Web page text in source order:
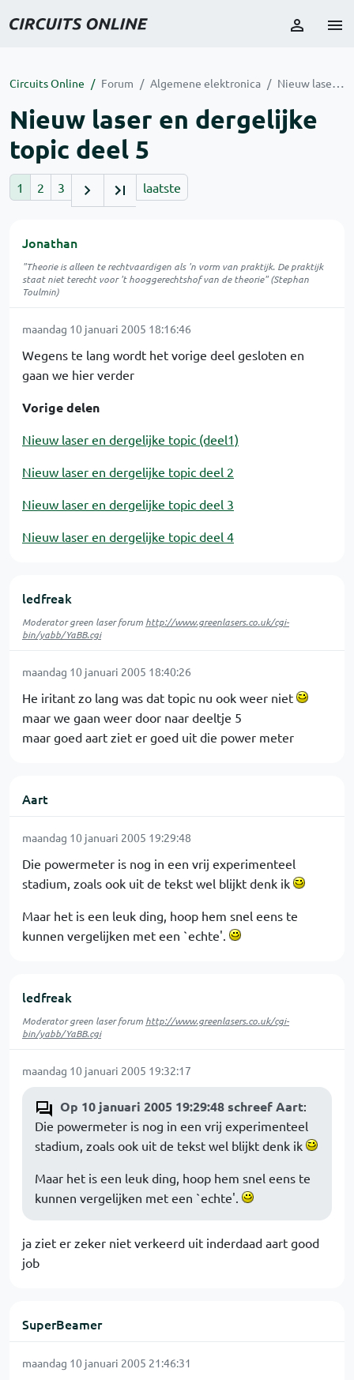
Circuits Online Forum Algemene elektronica Nieuw laser en dergelijke topic deel 5
Nieuw laser en dergelijke
topic deel 5
1 2 3 laatste
Jonathan
"Theorie is alleen te rechtvaardigen als 'n vorm van praktijk. De praktijk
staat niet terecht voor 't hooggerechtshof van de theorie" (Stephan
Toulmin)
maandag 10 januari 2005 18:16:46
Wegens te lang wordt het vorige deel gesloten en
gaan we hier verder
Vorige delen
Nieuw laser en dergelijke topic (deel1)
Nieuw laser en dergelijke topic deel 2
Nieuw laser en dergelijke topic deel 3
Nieuw laser en dergelijke topic deel 4
ledfreak
Moderator green laser forum http://www.greenlasers.co.uk/cgi-
bin/yabb/YaBB.cgi
maandag 10 januari 2005 18:40:26
He iritant zo lang was dat topic nu ook weer niet
maar we gaan weer door naar deeltje 5
maar goed aart ziet er goed uit die power meter
Aart
maandag 10 januari 2005 19:29:48
Die powermeter is nog in een vrij experimenteel
stadium, zoals ook uit de tekst wel blijkt denk ik
Maar het is een leuk ding, hoop hem snel eens te
kunnen vergelijken met een `echte'.
ledfreak
Moderator green laser forum http://www.greenlasers.co.uk/cgi-
bin/yabb/YaBB.cgi
maandag 10 januari 2005 19:32:17
Op 10 januari 2005 19:29:48 schreef Aart:
Die powermeter is nog in een vrij experimenteel
stadium, zoals ook uit de tekst wel blijkt denk ik
Maar het is een leuk ding, hoop hem snel eens te
kunnen vergelijken met een `echte'.
ja ziet er zeker niet verkeerd uit inderdaad aart good
job
SuperBeamer
maandag 10 januari 2005 21:46:31